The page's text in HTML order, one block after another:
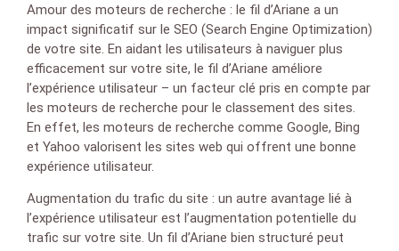
Amour des moteurs de recherche : le fil d’Ariane a un
impact significatif sur le SEO (Search Engine Optimization)
de votre site. En aidant les utilisateurs à naviguer plus
efficacement sur votre site, le fil d’Ariane améliore
l’expérience utilisateur – un facteur clé pris en compte par
les moteurs de recherche pour le classement des sites.
En effet, les moteurs de recherche comme Google, Bing
et Yahoo valorisent les sites web qui offrent une bonne
expérience utilisateur.
Augmentation du trafic du site : un autre avantage lié à
l’expérience utilisateur est l’augmentation potentielle du
trafic sur votre site. Un fil d’Ariane bien structuré peut